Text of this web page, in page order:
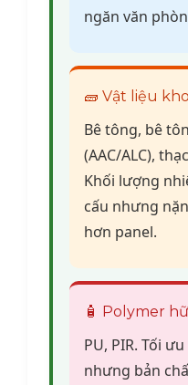
ngăn văn
🧱 Vật liệu
Bê tông, bê
(AAC/ALC),
Khối lượng
cấu nhưng
hơn panel.
🧴 Polymer
PU, PIR. Tối
nhưng bản